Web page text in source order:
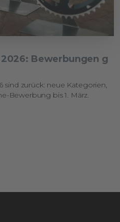
Bewerbungen g
sind zurück: neue Kategorien,
Bewerbung bis 1. März.